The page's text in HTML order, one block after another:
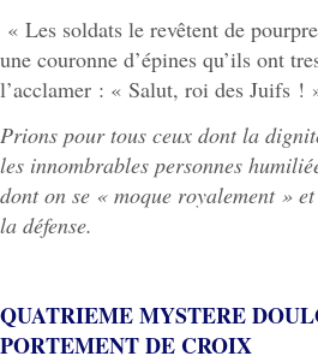
« Les soldats le revêtent de
une couronne d’épines qu’ils ont
l’acclamer : « Salut, roi des Juifs !
Prions pour tous ceux dont la
les innombrables personnes
dont on se « moque royalement »
la défense.
QUATRIEME MYSTERE
PORTEMENT DE CROIX